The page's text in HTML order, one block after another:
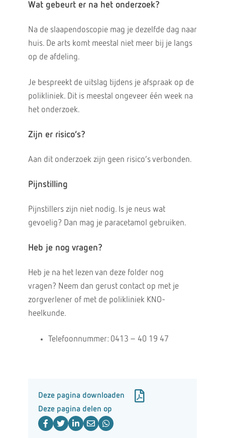
Wat gebeurt er na het onderzoek?
Na de slaapendoscopie mag je dezelfde dag naar
huis. De arts komt meestal niet meer bij je langs
op de afdeling.
Je bespreekt de uitslag tijdens je afspraak op de
polikliniek. Dit is meestal ongeveer één week na
het onderzoek.
Zijn er risico’s?
Aan dit onderzoek zijn geen risico’s verbonden.
Pijnstilling
Pijnstillers zijn niet nodig. Is je neus wat
gevoelig? Dan mag je paracetamol gebruiken.
Heb je nog vragen?
Heb je na het lezen van deze folder nog
vragen? Neem dan gerust contact op met je
zorgverlener of met de polikliniek KNO-
heelkunde.
Telefoonnummer: 0413 – 40 19 47
Deze pagina downloaden
Deze pagina delen op